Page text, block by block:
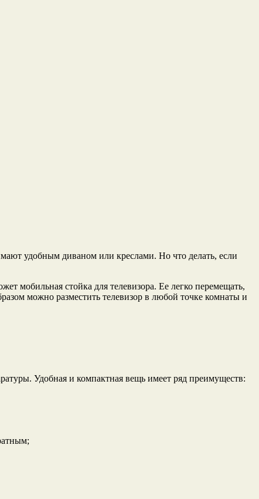
удобным диваном или креслами. Но что делать, если
мобильная стойка для телевизора. Ее легко перемещать,
можно разместить телевизор в любой точке комнаты и
Удобная и компактная вещь имеет ряд преимуществ: